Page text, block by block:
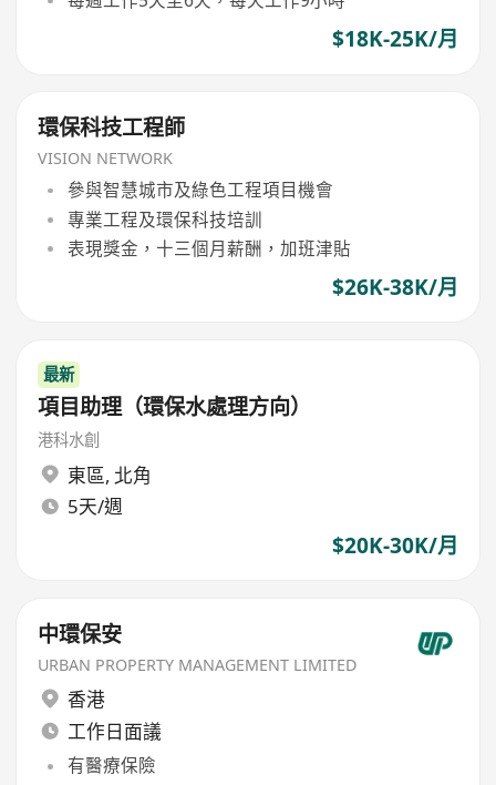
$18K-25K/月
環保科技工程師
VISION NETWORK
參與智慧城市及綠色工程項目機會
專業工程及環保科技培訓
表現獎金，十三個月薪酬，加班津貼
$26K-38K/月
最新
項目助理（環保水處理方向）
港科水創
東區, 北角
5天/週
$20K-30K/月
中環保安
URBAN PROPERTY MANAGEMENT LIMITED
香港
工作日面議
有醫療保險